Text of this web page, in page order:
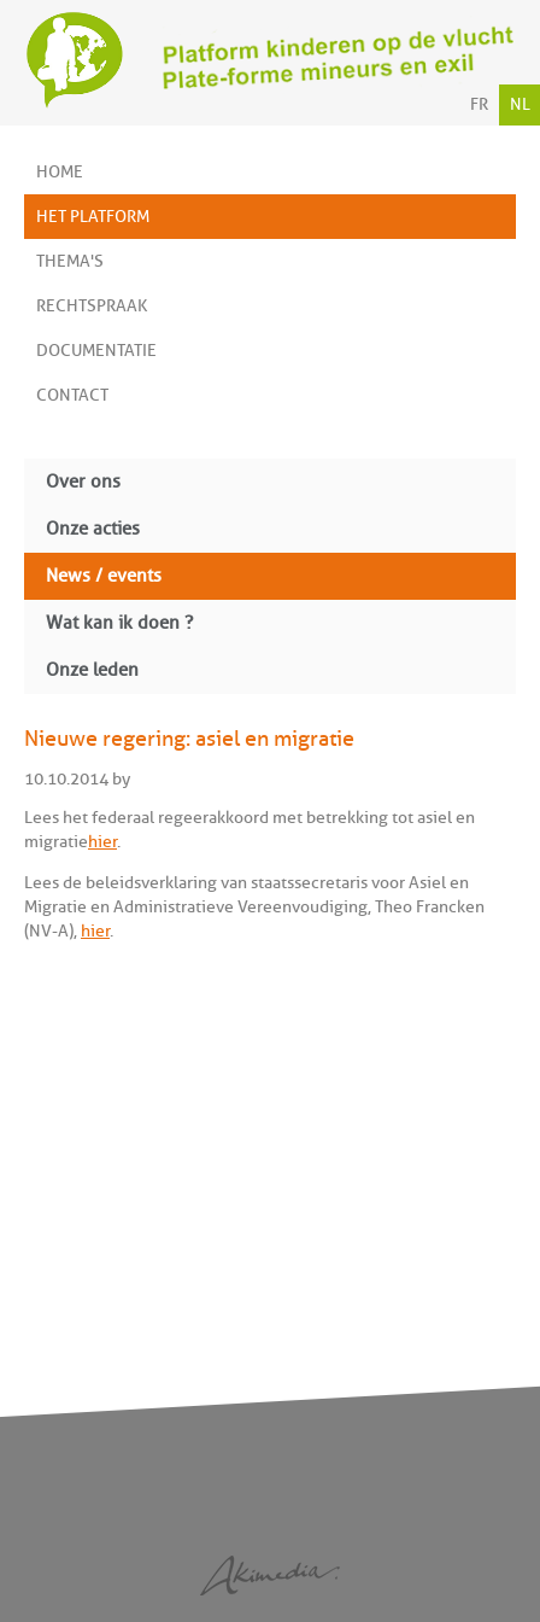
FR NL
HOME
HET PLATFORM
THEMA'S
RECHTSPRAAK
DOCUMENTATIE
CONTACT
Over ons
Onze acties
News / events
Wat kan ik doen ?
Onze leden
Nieuwe regering: asiel en migratie
10.10.2014 by
Lees het federaal regeerakkoord met betrekking tot asiel en
migratiehier.
Lees de beleidsverklaring van staatssecretaris voor Asiel en
Migratie en Administratieve Vereenvoudiging, Theo Francken
(NV-A), hier.